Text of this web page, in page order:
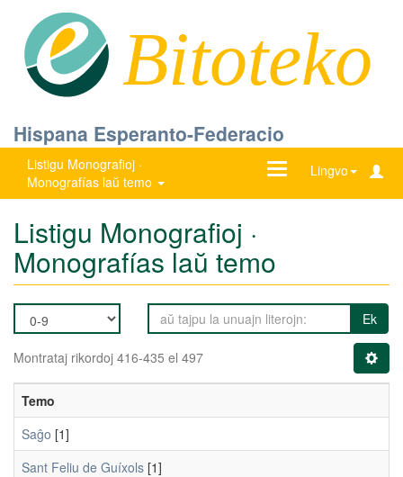
Bitoteko
Hispana Esperanto-Federacio
Listigu Monografioj ·
Monografías laŭ temo
Lingvo
Ŝanĝu
Listigu Monografioj ·
Monografías laŭ temo
Ek
Montrataj rikordoj 416-435 el 497
Temo
Saĝo [1]
Sant Feliu de Guíxols [1]